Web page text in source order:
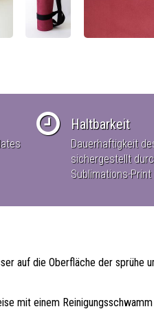
Haltbarkeit
Dauerhaftigkeit
sichergestellt
Sublimations-Print
auf die Oberfläche der sprühe
mit einem